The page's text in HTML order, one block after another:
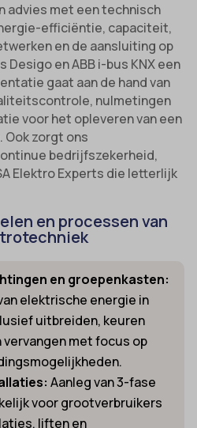
advies met een technisch
efficiëntie, capaciteit,
en de aansluiting op
en ABB i-bus KNX een
gaat aan de hand van
nulmetingen
voor het opleveren van een
zorgt ons
bedrijfszekerheid,
Elektro Experts die letterlijk
en processen van
en groepenkasten:
elektrische energie in
uitbreiden, keuren
vervangen met focus op
Aanleg van 3-fase
voor grootverbruikers
liften en